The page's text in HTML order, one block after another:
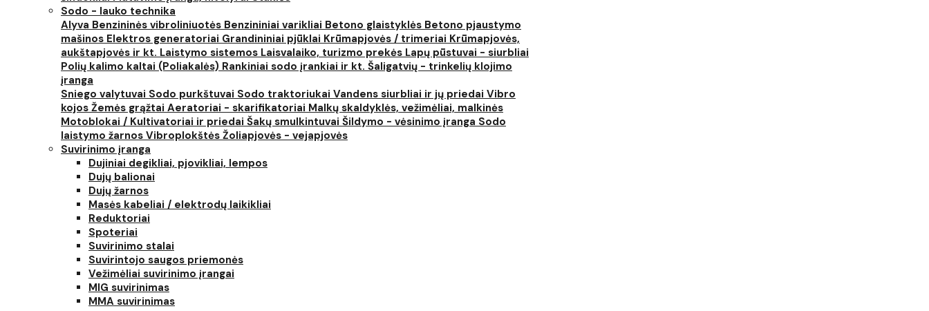
Sodo - lauko technika
Alyva Benzininės vibroliniuotės Benzininiai varikliai Betono glaistyklės Betono pjaustymo
mašinos Elektros generatoriai Grandininiai pjūklai Krūmapjovės / trimeriai Krūmapjovės,
aukštapjovės ir kt. Laistymo sistemos Laisvalaiko, turizmo prekės Lapų pūstuvai - siurbliai
Polių kalimo kaltai (Poliakalės) Rankiniai sodo įrankiai ir kt. Šaligatvių - trinkelių klojimo
įranga
Sniego valytuvai Sodo purkštuvai Sodo traktoriukai Vandens siurbliai ir jų priedai Vibro
kojos Žemės grąžtai Aeratoriai - skarifikatoriai Malkų skaldyklės, vežimėliai, malkinės
Motoblokai / Kultivatoriai ir priedai Šakų smulkintuvai Šildymo - vėsinimo įranga Sodo
laistymo žarnos Vibroplokštės Žoliapjovės - vejapjovės
Suvirinimo įranga
Dujiniai degikliai, pjovikliai, lempos
Dujų balionai
Dujų žarnos
Masės kabeliai / elektrodų laikikliai
Reduktoriai
Spoteriai
Suvirinimo stalai
Suvirintojo saugos priemonės
Vežimėliai suvirinimo įrangai
MIG suvirinimas
MMA suvirinimas